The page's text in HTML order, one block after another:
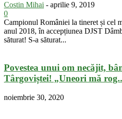
Costin Mihai - aprilie 9, 2019
0
Campionul României la tineret și cel
anul 2018, în accepțiunea DJST
săturat! S-a săturat...
Povestea unui om necăjit,
Târgoviștei! „Uneori mă
noiembrie 30, 2020